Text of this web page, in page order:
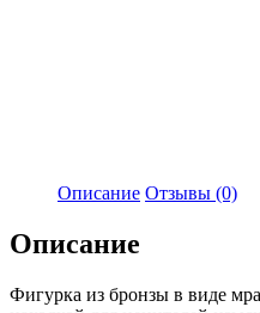
Описание Отзывы (0)
Описание
Фигурка из бронзы в виде